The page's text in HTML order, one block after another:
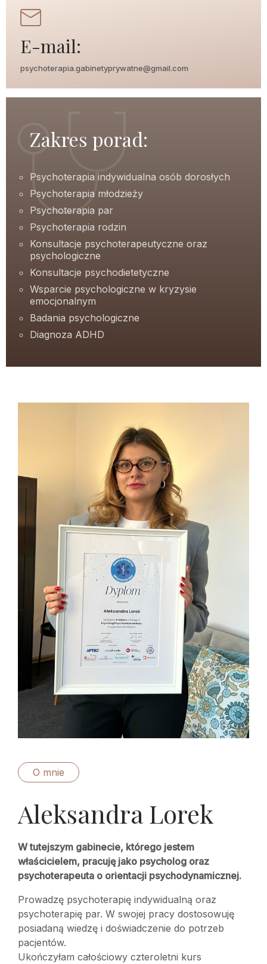
E-mail:
psychoterapia.gabinetyprywatne@gmail.com
Zakres porad:
Psychoterapia indywidualna osób dorosłych
Psychoterapia młodzieży
Psychoterapia par
Psychoterapia rodzin
Konsultacje psychoterapeutyczne oraz
psychologiczne
Konsultacje psychodietetyczne
Wsparcie psychologiczne w kryzysie
emocjonalnym
Badania psychologiczne
Diagnoza ADHD
O mnie
Aleksandra Lorek
W tutejszym gabinecie, którego jestem
właścicielem, pracuję jako psycholog oraz
psychoterapeuta o orientacji psychodynamicznej.
Prowadzę psychoterapię indywidualną oraz
psychoterapię par. W swojej pracy dostosowuję
posiadaną wiedzę i doświadczenie do potrzeb
pacjentów.
Ukończyłam całościowy czteroletni kurs